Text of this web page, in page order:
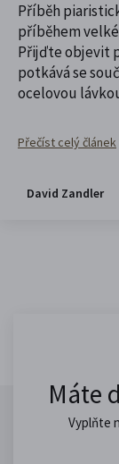
Příběh
příběhem
Přijďte objevit
potkává se
ocelovou
Přečíst celý článek
David Zandler
Máte
Vyplňte